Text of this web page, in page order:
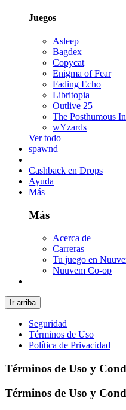
Juegos
Asleep
Bagdex
Copycat
Enigma of Fear
Fading Echo
Libritopia
Outlive 25
The Posthumous
wYzards
Ver todo
spawnd
Cashback en Drops
Ayuda
Más
Más
Acerca de
Carreras
Tu juego en
Nuuvem Co-op
Ir arriba
Seguridad
Términos de Uso
Política de Privacidad
Términos de Uso y
Términos de Uso y